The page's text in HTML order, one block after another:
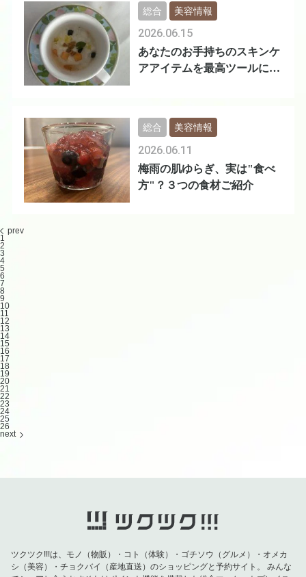
あなたのお手持ちのスキンケ
アアイテムを最高ツールにす
2026.06.15
総合 美容情報
梅雨の肌ゆらぎ、実は"食べ
方"？３つの食材ご紹介
2026.06.11
総合 美容情報
prev
1
2
3
4
5
6
7
8
9
10
11
12
13
14
15
16
17
18
19
20
21
22
23
24
25
26
next
ツクツク!!!は、モノ（物販）・コト（体験）・ゴチソウ（グルメ）・オメカ
シ（美容）・チョクバイ（産地直送）のショッピングと予約サイト。
みんな